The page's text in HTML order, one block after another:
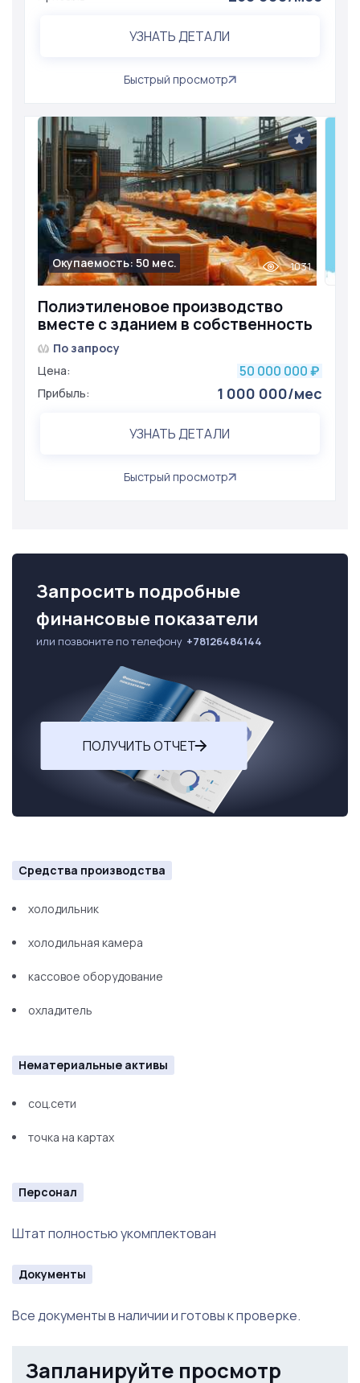
УЗНАТЬ ДЕТАЛИ
Быстрый просмотр
Полиэтиленовое производство
вместе с зданием в собственность
Окупаемость: 50 мес. 1031
По запросу
Цена:
50 000 000 ₽
Прибыль: 1 000 000/мес
УЗНАТЬ ДЕТАЛИ
Быстрый просмотр
Запросить подробные
финансовые показатели
или позвоните по телефону +78126484144
ПОЛУЧИТЬ ОТЧЕТ
Средства производства
холодильник
холодильная камера
кассовое оборудование
охладитель
Нематериальные активы
соц.сети
точка на картах
Персонал
Штат полностью укомплектован
Документы
Все документы в наличии и готовы к проверке.
Запланируйте просмотр